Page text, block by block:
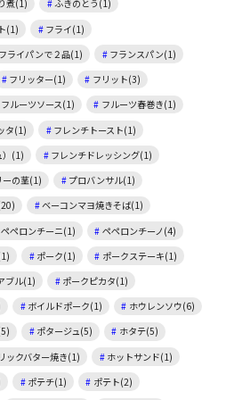
煮(1)
ふきのとう(1)
(1)
フライ(1)
フライパンで２品(1)
フランスパン(1)
フリッター(1)
フリット(3)
フルーツソース(1)
フルーツ春巻き(1)
タ(1)
フレンチトースト(1)
）(1)
フレンチドレッシング(1)
ーの茎(1)
プロバンサル(1)
ベーコンマヨ焼きそば(1)
ペペロンチーニ(1)
ペペロンチーノ(4)
ポーク(1)
ポークステーキ(1)
ブル(1)
ポークピカタ(1)
ボイルドポーク(1)
ホウレンソウ(6)
ポタージュ(5)
ホタテ(5)
ックバター焼き(1)
ホットサンド(1)
ポテチ(1) ポテト(2)